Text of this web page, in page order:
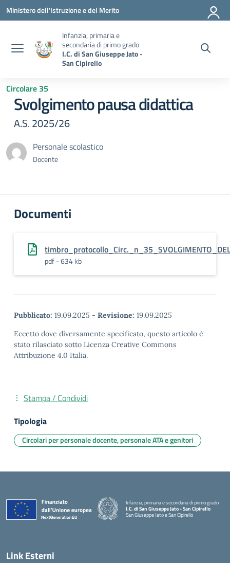
Vai ai contenuti
Vai al menu di navigazione
Vai al footer
Ministero dell'Istruzione e del Merito
Infanzia, primaria e
secondaria di primo grado
I.C. di San Giuseppe Jato -
San Cipirello
Circolare 35
Svolgimento pausa didattica
A.S. 2025/26
Personale scolastico
Docente
Documenti
pdf - 634 kb
Pubblicato: 19.09.2025 - Revisione: 19.09.2025
Eccetto dove diversamente specificato, questo articolo è
stato rilasciato sotto Licenza Creative Commons
Attribuzione 4.0 Italia.
Stampa / Condividi
Tipologia
Circolari per personale docente, personale ATA e genitori
Infanzia, primaria e secondaria di primo grado
I.C. di San Giuseppe Jato - San Cipirello
San Giuseppe Jato e San Cipirello
Link Esterni